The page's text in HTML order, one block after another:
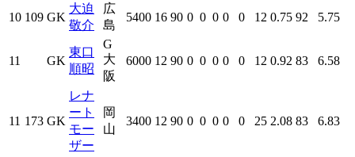
10 109 GK
大迫
敬介
広
島
5400 16 90 0 0 0 0 0 12 0.75 92 5.75
11 GK
東口
順昭
G
大
阪
6000 12 90 0 0 0 0 0 12 0.92 83 6.58
11 173 GK
レナ
ート
モー
ザー
岡
山
3400 12 90 0 0 0 0 0 25 2.08 83 6.83